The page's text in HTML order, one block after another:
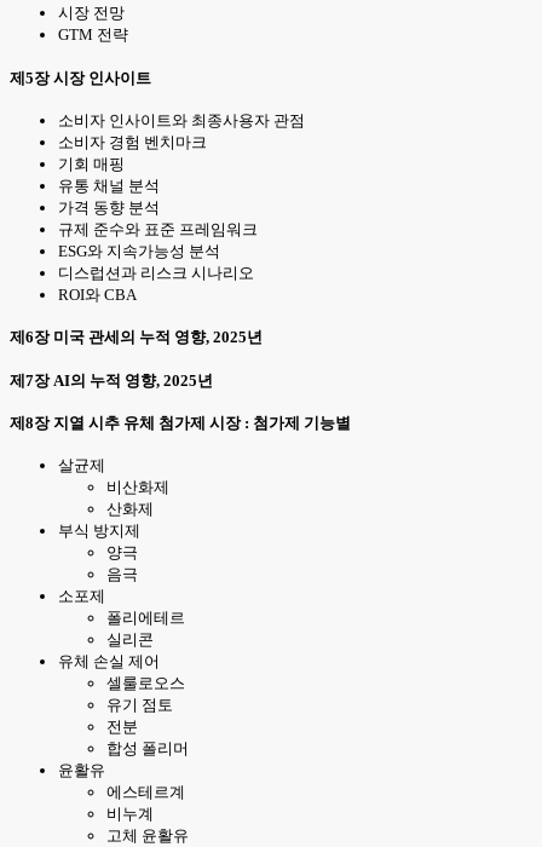
시장 전망
GTM 전략
제5장 시장 인사이트
소비자 인사이트와 최종사용자 관점
소비자 경험 벤치마크
기회 매핑
유통 채널 분석
가격 동향 분석
규제 준수와 표준 프레임워크
ESG와 지속가능성 분석
디스럽션과 리스크 시나리오
ROI와 CBA
제6장 미국 관세의 누적 영향, 2025년
제7장 AI의 누적 영향, 2025년
제8장 지열 시추 유체 첨가제 시장 : 첨가제 기능별
살균제
비산화제
산화제
부식 방지제
양극
음극
소포제
폴리에테르
실리콘
유체 손실 제어
셀룰로오스
유기 점토
전분
합성 폴리머
윤활유
에스테르계
비누계
고체 윤활유